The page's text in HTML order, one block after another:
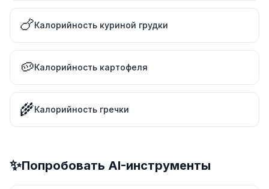
🍗Калорийность куриной грудки
🥔Калорийность картофеля
🌾Калорийность гречки
✨Попробовать AI-инструменты